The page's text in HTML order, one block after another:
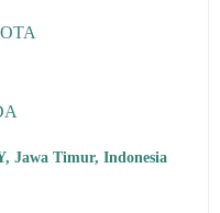
Jawa Timur, Indonesia